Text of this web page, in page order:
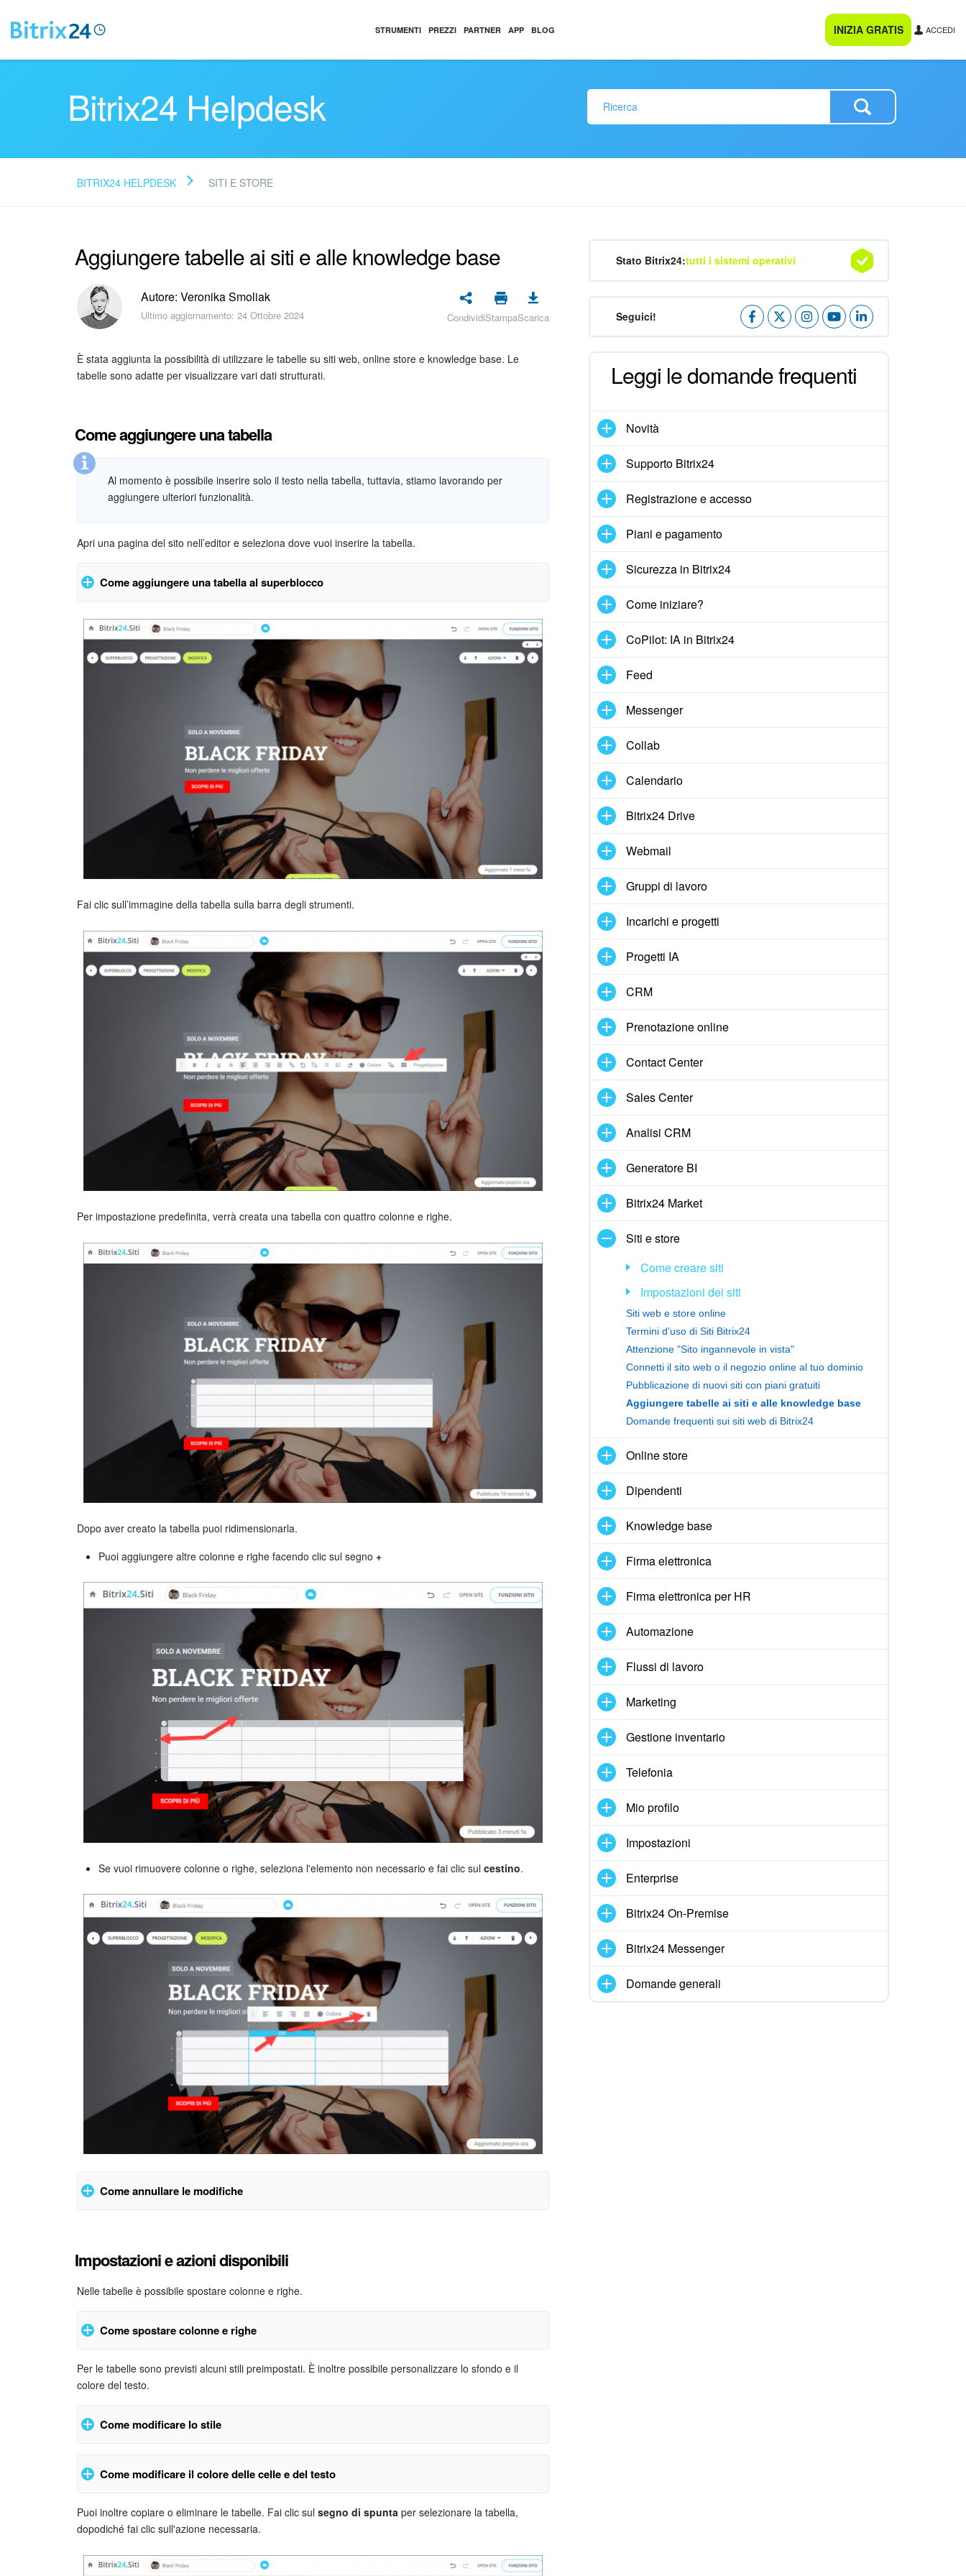
STRUMENTI PREZZI PARTNER APP BLOG INIZIA GRATIS ACCEDI
Bitrix24 Helpdesk
BITRIX24 HELPDESK SITI E STORE
Aggiungere tabelle ai siti e alle knowledge base
Autore: Veronika Smoliak
Ultimo aggiornamento: 24 Ottobre 2024 CondividiStampaScarica
È stata aggiunta la possibilità di utilizzare le tabelle su siti web, online store e knowledge base. Le
tabelle sono adatte per visualizzare vari dati strutturati.
Come aggiungere una tabella
Al momento è possibile inserire solo il testo nella tabella, tuttavia, stiamo lavorando per
aggiungere ulteriori funzionalità.
Apri una pagina del sito nell’editor e seleziona dove vuoi inserire la tabella.
Come aggiungere una tabella al superblocco
Fai clic suSuperblocco nel menu in alto a sinistra >
> aggiungi il blocco
Testo. Dopodiché utilizza le istruzioni fornite di seguito in questo articolo.
Fai clic sull’immagine della tabella sulla barra degli strumenti.
Per impostazione predefinita, verrà creata una tabella con quattro colonne e righe.
Dopo aver creato la tabella puoi ridimensionarla.
Puoi aggiungere altre colonne e righe facendo clic sul segno +
Se vuoi rimuovere colonne o righe, seleziona l'elemento non necessario e fai clic sul cestino.
Come annullare le modifiche
Impostazioni e azioni disponibili
Nelle tabelle è possibile spostare colonne e righe.
Come spostare colonne e righe
Per spostare colonne e righe, basta trascinarle con il mouse fino al punto di inserimento desiderato.
Per le tabelle sono previsti alcuni stili preimpostati. È inoltre possibile personalizzare lo sfondo e il
colore del testo.
Come modificare lo stile
Fai clic sul segno di spunta nell’angolo della tabella, dopodiché seleziona uno stile adatto da quelli
Come modificare il colore delle celle e del testo
Per cambiare il colore di una riga o di una colonna, cliccaci sopra. Dopodiché seleziona un colore
dalla tavolozza.
Puoi inoltre copiare o eliminare le tabelle. Fai clic sul segno di spunta per selezionare la tabella,
dopodiché fai clic sull'azione necessaria.
Stato Bitrix24:tutti i sistemi operativi
Seguici!
Leggi le domande frequenti
Novità
Supporto Bitrix24
Registrazione e accesso
Piani e pagamento
Sicurezza in Bitrix24
Come iniziare?
CoPilot: IA in Bitrix24
Feed
Messenger
Collab
Calendario
Bitrix24 Drive
Webmail
Gruppi di lavoro
Incarichi e progetti
Progetti IA
CRM
Prenotazione online
Contact Center
Sales Center
Analisi CRM
Generatore BI
Bitrix24 Market
Siti e store
Come creare siti
Impostazioni dei siti
Siti web e store online
Termini d'uso di Siti Bitrix24
Attenzione "Sito ingannevole in vista"
Connetti il sito web o il negozio online al tuo dominio
Pubblicazione di nuovi siti con piani gratuiti
Aggiungere tabelle ai siti e alle knowledge base
Domande frequenti sui siti web di Bitrix24
Online store
Dipendenti
Knowledge base
Firma elettronica
Firma elettronica per HR
Automazione
Flussi di lavoro
Marketing
Gestione inventario
Telefonia
Mio profilo
Impostazioni
Enterprise
Bitrix24 On-Premise
Bitrix24 Messenger
Domande generali